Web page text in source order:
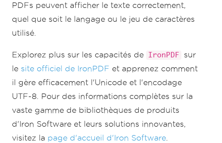
PDFs peuvent afficher le texte correctement,
quel que soit le langage ou le jeu de caractères
utilisé.
Explorez plus sur les capacités de IronPDF
sur
le site officiel de IronPDF et apprenez comment
il gère efficacement l'Unicode et l'encodage
UTF-8. Pour des informations complètes sur la
vaste gamme de bibliothèques de produits
d'Iron Software et leurs solutions innovantes,
visitez la page d'accueil d'Iron Software